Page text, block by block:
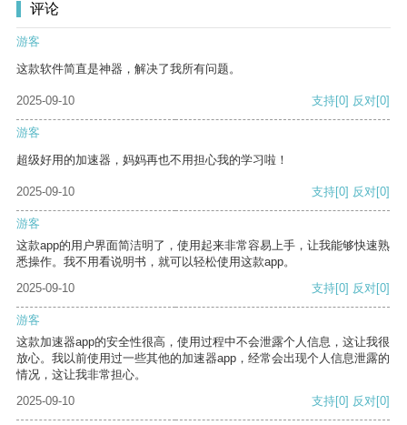
评论
游客
这款软件简直是神器，解决了我所有问题。
2025-09-10 支持[0] 反对[0]
游客
超级好用的加速器，妈妈再也不用担心我的学习啦！
2025-09-10 支持[0] 反对[0]
游客
这款app的用户界面简洁明了，使用起来非常容易上手，让我能够快速熟
悉操作。我不用看说明书，就可以轻松使用这款app。
2025-09-10
支持[0] 反对[0]
游客
这款加速器app的安全性很高，使用过程中不会泄露个人信息，这让我很
放心。我以前使用过一些其他的加速器app，经常会出现个人信息泄露的
情况，这让我非常担心。
2025-09-10
支持[0] 反对[0]